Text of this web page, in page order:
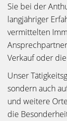
Sie bei der
langjähriger
vermittelten
Verkauf oder
Unser
sondern auch
und weitere
die